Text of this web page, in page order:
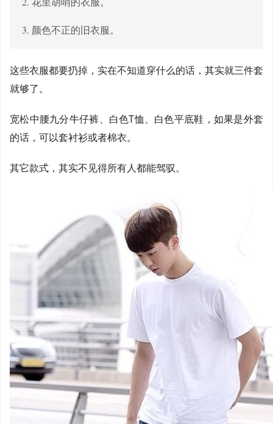
3. 颜色不正的旧衣服。
这些衣服都要扔掉，实在不知道穿什么的话，其实就三件套
就够了。
宽松中腰九分牛仔裤、白色T恤、白色平底鞋，如果是外套
的话，可以套衬衫或者棉衣。
其它款式，其实不见得所有人都能驾驭。